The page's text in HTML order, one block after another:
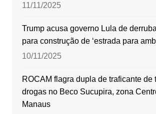
11/11/2025
Trump acusa governo Lula de
para construção de ‘estrada para
10/11/2025
ROCAM flagra dupla de traficante de
drogas no Beco Sucupira, zona
Manaus